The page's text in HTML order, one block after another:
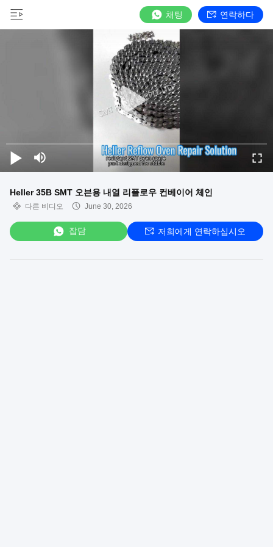
채팅 연락하다
Heller 35B SMT 오븐용 내열 리플로우 컨베이어 체인
다른 비디오 June 30, 2026
잡담 저희에게 연락하십시오